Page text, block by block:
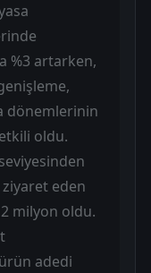
%3 artarken,
dönemlerinin
oldu.
ziyaret eden
milyon oldu.
adedi